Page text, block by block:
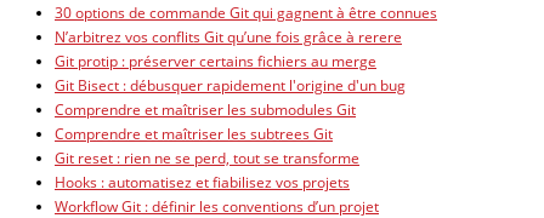
30 options de commande Git qui gagnent à être connues
N’arbitrez vos conflits Git qu’une fois grâce à rerere
Git protip : préserver certains fichiers au merge
Git Bisect : débusquer rapidement l'origine d'un bug
Comprendre et maîtriser les submodules Git
Comprendre et maîtriser les subtrees Git
Git reset : rien ne se perd, tout se transforme
Hooks : automatisez et fiabilisez vos projets
Workflow Git : définir les conventions d’un projet